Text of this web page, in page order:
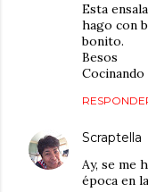
Esta
hago con
bonito.
Besos
Scraptella
Ay, se me
época en